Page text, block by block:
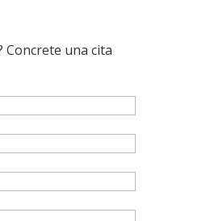
Concrete una cita